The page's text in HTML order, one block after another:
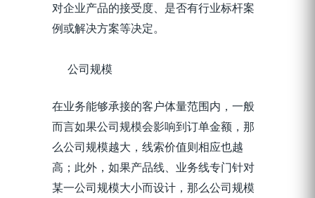
对企业产品的接受度、是否有行业标杆案
例或解决方案等决定。
公司规模
在业务能够承接的客户体量范围内，一般
而言如果公司规模会影响到订单金额，那
么公司规模越大，线索价值则相应也越
高；此外，如果产品线、业务线专门针对
某一公司规模大小而设计，那么公司规模